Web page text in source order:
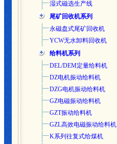
湿式磁选生产线
尾矿回收机系列
永磁盘式尾矿回收机
YCW无水卸料回收机
给料机系列
DEL/DEM定量给料机
DZ电机振动给料机
DZG电机振动给料机
GZ电磁振动给料机
GZT振动给料机
GZL高效电磁振动给料机
K系列往复式给煤机